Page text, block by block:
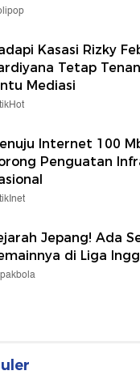
Kasasi Rizky
Tetap
Mediasi
Internet 100
Penguatan
Jepang! Ada
di Liga